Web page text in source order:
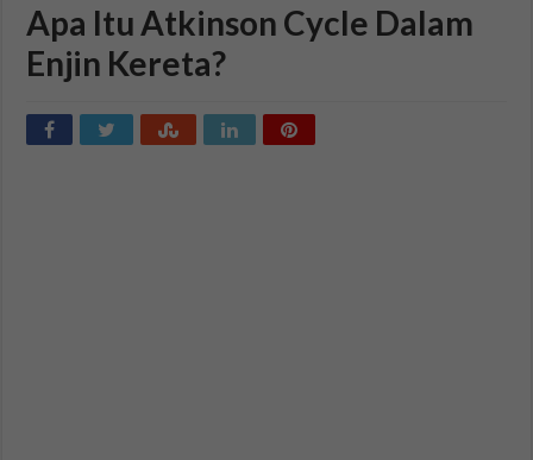
Apa Itu Atkinson Cycle Dalam
Enjin Kereta?